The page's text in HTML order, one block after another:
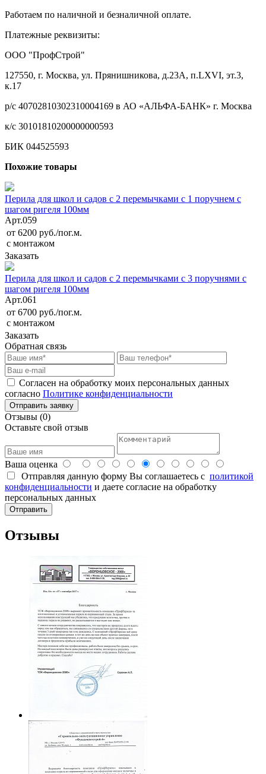
Работаем по наличной и безналичной оплате.
Платежные реквизиты:
ООО "ПрофСтрой"
127550, г. Москва, ул. Прянишникова, д.23А, п.LXVI, эт.3,
к.17
р/с 40702810302310004169 в АО «АЛЬФА-БАНК» г. Москва
к/с 30101810200000000593
БИК 044525593
Похожие товары
Перила для школ и садов с 2 перемычками с 1 поручнем с
шагом ригеля 100мм
Арт.059
от 6200 руб./пог.м.
с монтажом
Заказать
Перила для школ и садов с 2 перемычками с 3 поручнями с
шагом ригеля 100мм
Арт.061
от 6700 руб./пог.м.
с монтажом
Заказать
Обратная связь
Согласен на обработку моих персональных данных
согласно Политике конфиденциальности
Отзывы (0)
Оставьте свой отзыв
Ваша оценка
Отправляя данную форму Вы соглашаетесь с политикой
конфиденциальности и даете согласие на обработку
персональных данных
Отзывы